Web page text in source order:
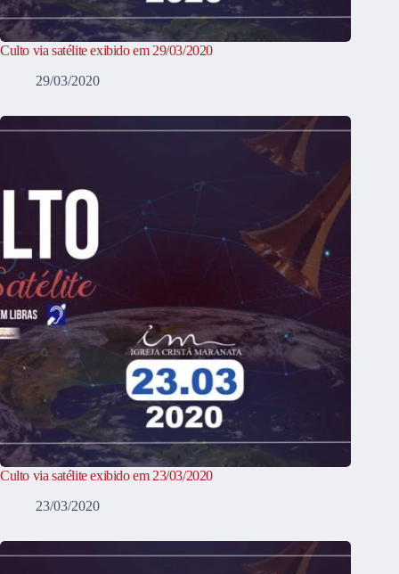
Culto via satélite exibido em 29/03/2020
29/03/2020
Culto via satélite exibido em 23/03/2020
23/03/2020